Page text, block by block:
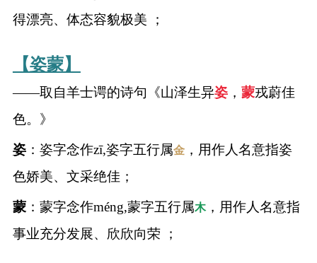
得漂亮、体态容貌极美 ；
【姿蒙】
——取自羊士谔的诗句《山泽生异姿， 蒙戎蔚佳
色。》
姿：姿字念作zī,姿字五行属金，用作人名意指姿
色娇美、文采绝佳；
蒙：蒙字念作méng,蒙字五行属木，用作人名意指
事业充分发展、欣欣向荣 ；